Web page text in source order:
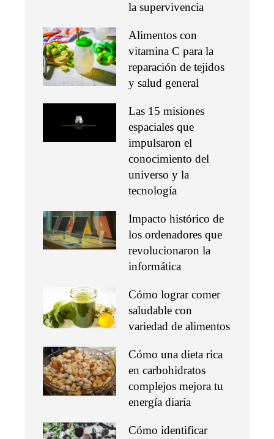
la supervivencia
Alimentos con
vitamina C para la
reparación de tejidos
y salud general
Las 15 misiones
espaciales que
impulsaron el
conocimiento del
universo y la
tecnología
Impacto histórico de
los ordenadores que
revolucionaron la
informática
Cómo lograr comer
saludable con
variedad de alimentos
Cómo una dieta rica
en carbohidratos
complejos mejora tu
energía diaria
Cómo identificar